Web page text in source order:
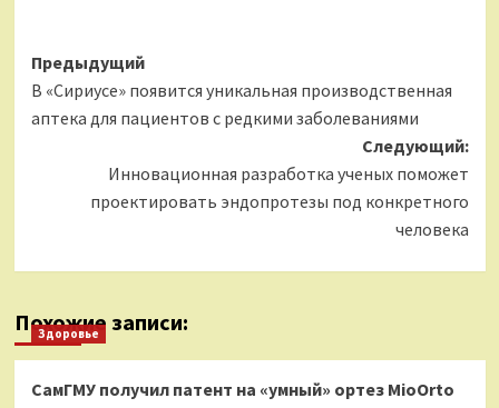
Навигация
записи
Предыдущий
В «Сириусе» появится уникальная производственная
аптека для пациентов с редкими заболеваниями
Следующий:
Инновационная разработка ученых поможет
проектировать эндопротезы под конкретного
человека
Похожие записи:
Здоровье
СамГМУ получил патент на «умный» ортез MioOrto